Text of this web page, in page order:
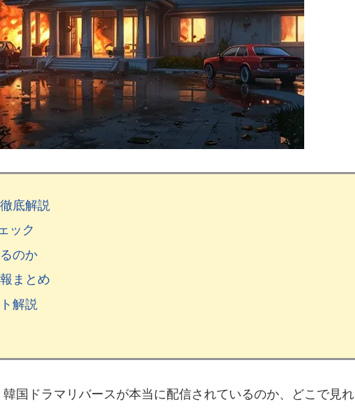
底解説
ック
のか
まとめ
解説
国ドラマリバースが本当に配信されているのか、どこで見れ